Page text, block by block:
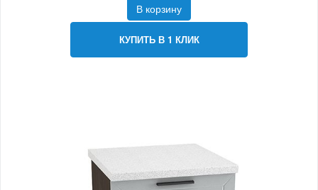
В корзину
КУПИТЬ В 1 КЛИК